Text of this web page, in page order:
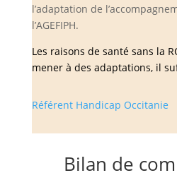
l’adaptation de
l’AGEFIPH.
Les raisons de santé sans la
mener à des adaptations, il
Référent Handicap Occitanie
Bilan de